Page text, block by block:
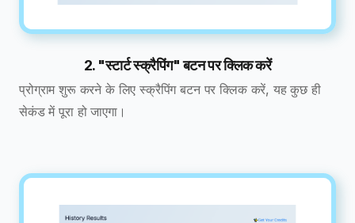
2. "स्टार्ट स्क्रैपिंग" बटन पर क्लिक करें
प्रोग्राम शुरू करने के लिए स्क्रैपिंग बटन पर क्लिक करें, यह कुछ ही
सेकंड में पूरा हो जाएगा।